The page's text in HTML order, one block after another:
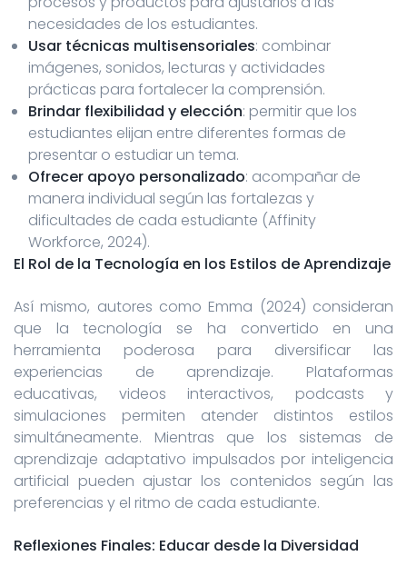
necesidades de los estudiantes.
Usar técnicas multisensoriales: combinar
imágenes, sonidos, lecturas y actividades
prácticas para fortalecer la comprensión.
Brindar flexibilidad y elección: permitir que los
estudiantes elijan entre diferentes formas de
presentar o estudiar un tema.
Ofrecer apoyo personalizado: acompañar de
manera individual según las fortalezas y
dificultades de cada estudiante (Affinity
Workforce, 2024).
El Rol de la Tecnología en los Estilos de Aprendizaje
Así mismo, autores como Emma (2024) consideran
que la tecnología se ha convertido en una
herramienta poderosa para diversificar las
experiencias de aprendizaje. Plataformas
educativas, videos interactivos, podcasts y
simulaciones permiten atender distintos estilos
simultáneamente. Mientras que los sistemas de
aprendizaje adaptativo impulsados por inteligencia
artificial pueden ajustar los contenidos según las
preferencias y el ritmo de cada estudiante.
Reflexiones Finales: Educar desde la Diversidad